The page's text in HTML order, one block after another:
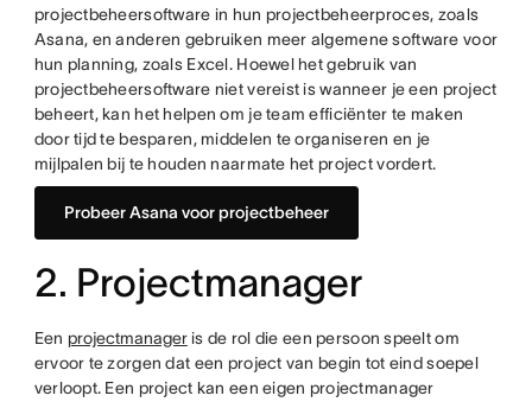
projectbeheersoftware in hun projectbeheerproces, zoals
Asana, en anderen gebruiken meer algemene software voor
hun planning, zoals Excel. Hoewel het gebruik van
projectbeheersoftware niet vereist is wanneer je een project
beheert, kan het helpen om je team efficiënter te maken
door tijd te besparen, middelen te organiseren en je
mijlpalen bij te houden naarmate het project vordert.
Probeer Asana voor projectbeheer
2. Projectmanager
Een projectmanageris de rol die een persoon speelt om
ervoor te zorgen dat een project van begin tot eind soepel
verloopt. Een project kan een eigen projectmanager